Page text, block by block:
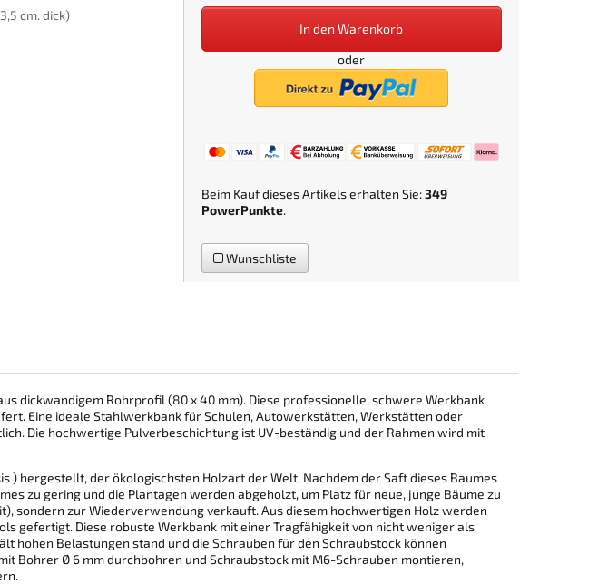
cm. dick)
In den Warenkorb
oder
Beim Kauf dieses Artikels erhalten Sie:349
PowerPunkte.
Wunschliste
dickwandigem Rohrprofil (80 x 40 mm). Diese professionelle, schwere Werkbank
Eine ideale Stahlwerkbank für Schulen, Autowerkstätten, Werkstätten oder
Die hochwertige Pulverbeschichtung ist UV-beständig und der Rahmen wird mit
) hergestellt, der ökologischsten Holzart der Welt. Nachdem der Saft dieses Baumes
zu gering und die Plantagen werden abgeholzt, um Platz für neue, junge Bäume zu
sondern zur Wiederverwendung verkauft. Aus diesem hochwertigen Holz werden
gefertigt. Diese robuste Werkbank mit einer Tragfähigkeit von nicht weniger als
Belastungen stand und die Schrauben für den Schraubstock können
Bohrer Ø 6 mm durchbohren und Schraubstock mit M6-Schrauben montieren,